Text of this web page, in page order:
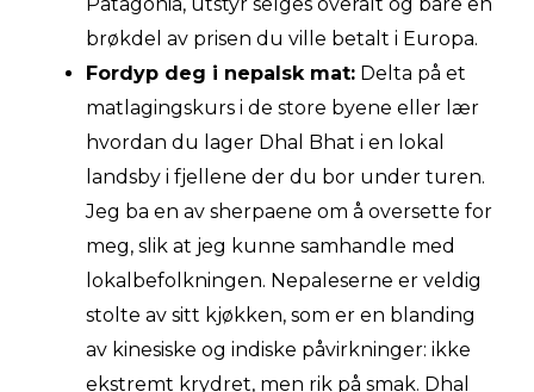
brøkdel av prisen du ville betalt i Europa.
Fordyp deg i nepalsk mat: Delta på et
matlagingskurs i de store byene eller lær
hvordan du lager Dhal Bhat i en lokal
landsby i fjellene der du bor under turen.
Jeg ba en av sherpaene om å oversette for
meg, slik at jeg kunne samhandle med
lokalbefolkningen. Nepaleserne er veldig
stolte av sitt kjøkken, som er en blanding
av kinesiske og indiske påvirkninger: ikke
ekstremt krydret, men rik på smak. Dhal